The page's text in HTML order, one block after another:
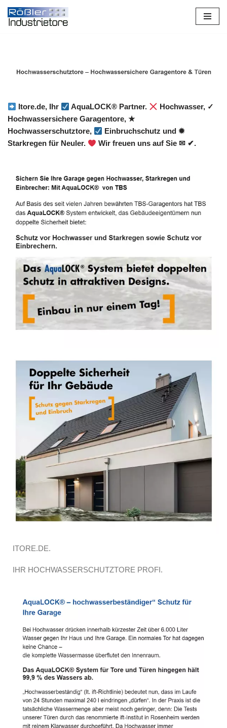
Zum
Itore.de, Ihr AquaLOCK® Partner.
Hochwasser, ✓
Hochwassersichere Garagentore, ★
Hochwasserschutztore,
Einbruchschutz und ✹
Starkregen für Neuler.
Wir freuen uns auf Sie ✉ ✔.
ITORE.DE.
IHR HOCHWASSERSCHUTZTORE PROFI.